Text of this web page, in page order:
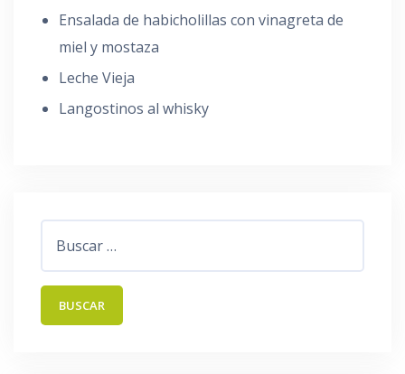
Ensalada de habicholillas con vinagreta de
miel y mostaza
Leche Vieja
Langostinos al whisky